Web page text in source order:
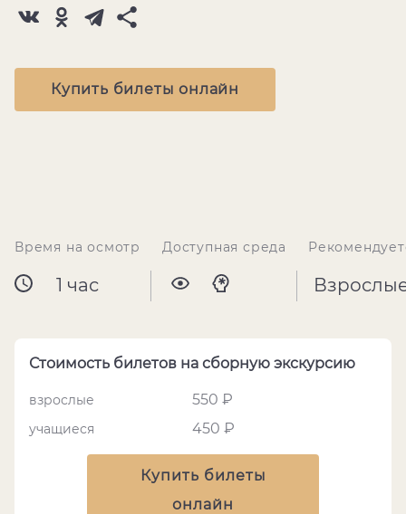
Купить билеты онлайн
Время на осмотр
1 час
Доступная среда
Стоимость билетов на сборную экскурсию
взрослые 550 ₽
учащиеся 450 ₽
Купить билеты
онлайн